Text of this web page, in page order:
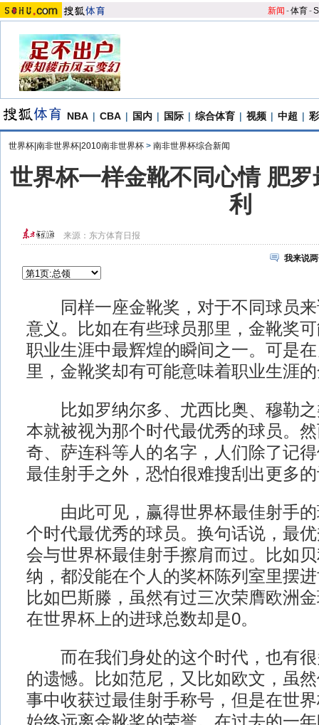
新闻 -体育-S
NBA | CBA | 国内 | 国际 | 综合体育 | 视频 | 中超 |
世界杯|南非世界杯|2010南非世界杯 > 南非世界杯综合新闻
世界杯一样金靴不同心情 肥
利
来源： 东方体育日报
我来说
同样一座金靴奖，对于不同球员来
意义。比如在有些球员那里，金靴奖
职业生涯中最辉煌的瞬间之一。可是
里，金靴奖却有可能意味着职业生涯
比如罗纳尔多、尤西比奥、穆勒之
本就被视为那个时代最优秀的球员。
奇、萨连科等人的名字，人们除了记
最佳射手之外，恐怕很难搜刮出更多
由此可见，赢得世界杯最佳射手的
个时代最优秀的球员。换句话说，最
会与世界杯最佳射手擦肩而过。比如
纳，都没能在个人的奖杯陈列室里摆
比如巴斯滕，虽然有过三次荣膺欧洲
在世界杯上的进球总数却是0。
而在我们身处的这个时代，也有很
的遗憾。比如范尼，又比如欧文，虽
事中收获过最佳射手称号，但是在世